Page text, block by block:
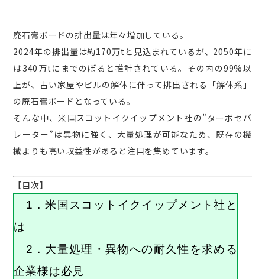
廃石膏ボードの排出量は年々増加している。
2024年の排出量は約170万tと見込まれているが、2050年に
は340万tにまでのぼると推計されている。その内の99%以
上が、古い家屋やビルの解体に伴って排出される「解体系」
の廃石膏ボードとなっている。
そんな中、米国スコットイクイップメント社の”ターボセパ
レーター”は異物に強く、大量処理が可能なため、既存の機
械よりも高い収益性があると注目を集めています。
【目次】
1．米国スコットイクイップメント社と
は
2． 大量処理・異物への耐久性を求める
企業様は必見